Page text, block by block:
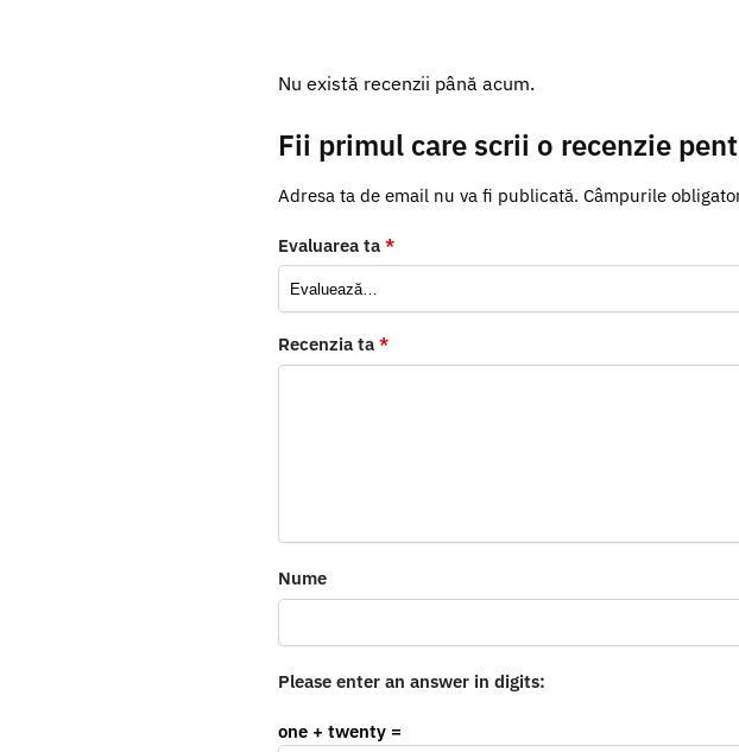
Nu există recenzii până acum.
Fii primul care scrii o recenzie
Adresa ta de email nu va fi publicată. Câmpurile
Evaluarea ta *
Recenzia ta *
Nume
Please enter an answer in digits:
one + twenty =